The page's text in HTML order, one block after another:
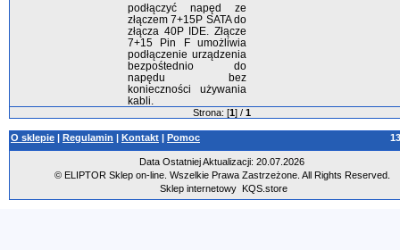
podłączyć napęd ze
złączem 7+15P SATA do
złącza 40P IDE. Złącze
7+15 Pin F umożliwia
podłączenie urządzenia
bezpośtednio do
napędu bez
konieczności używania
kabli.
Strona: [1] / 1
O sklepie | Regulamin | Kontakt | Pomoc
Data Ostatniej Aktualizacji: 20.07.2026
© ELIPTOR Sklep on-line. Wszelkie Prawa Zastrzeżone. All Rights Reserved.
Sklep internetowy
KQS.store